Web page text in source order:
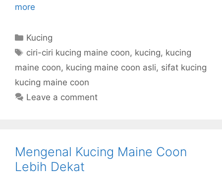
more
Categories
Kucing
Tags
ciri-ciri kucing maine coon, kucing, kucing
maine coon, kucing maine coon asli, sifat kucing
kucing maine coon
Leave a comment
Mengenal Kucing Maine Coon
Lebih Dekat